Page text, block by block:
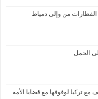
من وإلى دمياط
الحمل
تركيا لوقوفها مع قضايا الأمة